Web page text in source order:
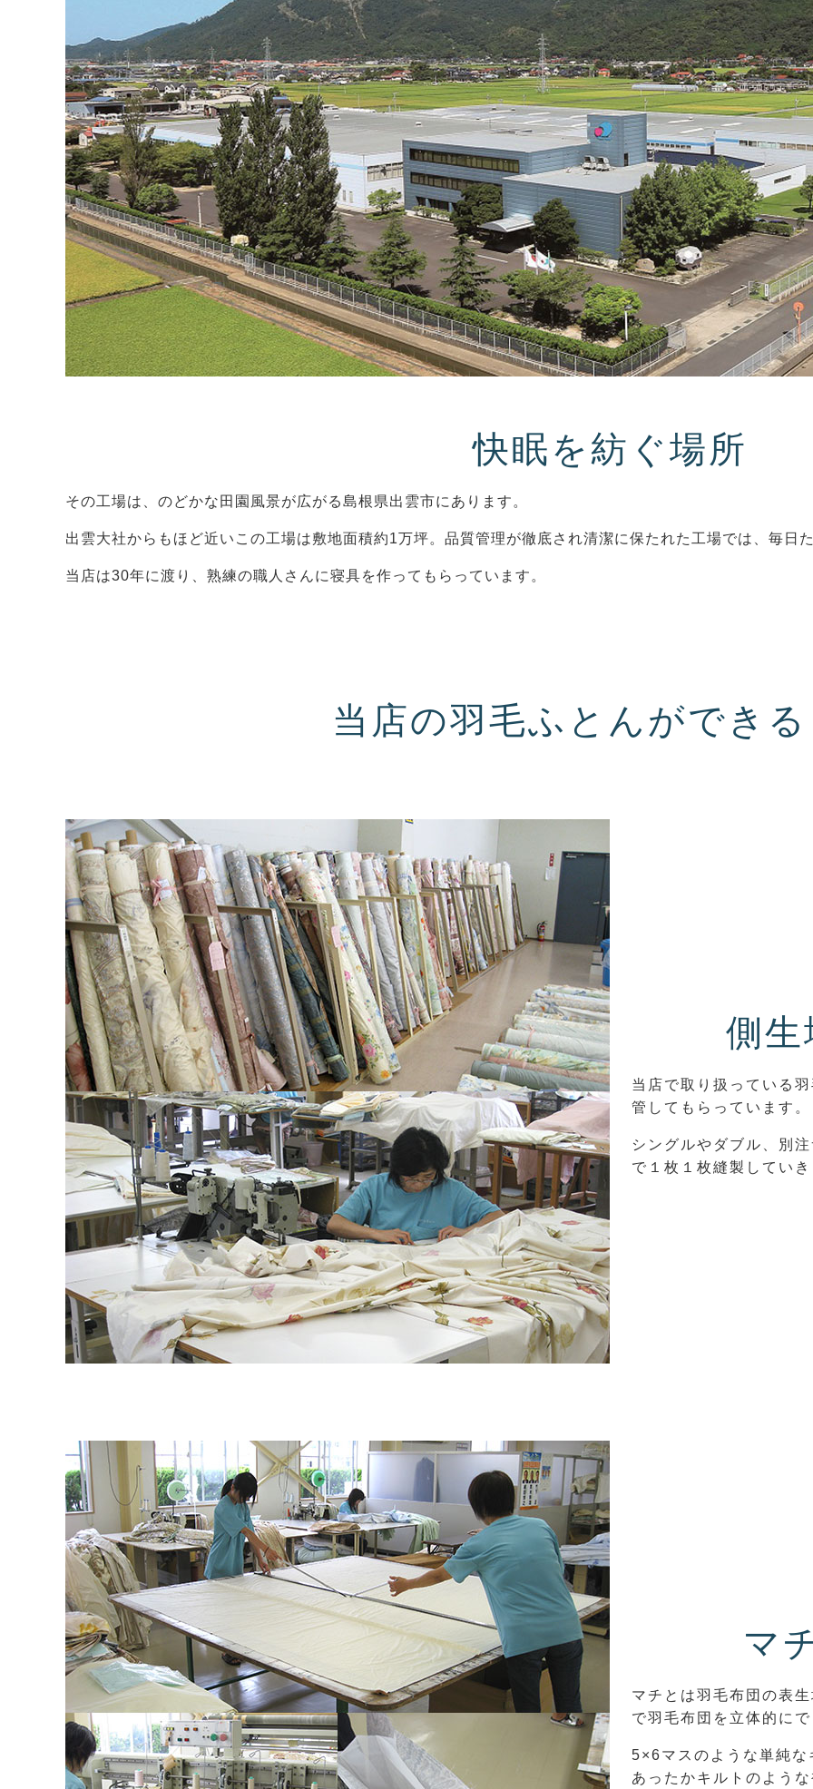
快眠を紡ぐ場所
その工場は、のどかな田園風景が広がる島根県出雲市にあります。
出雲大社からもほど近いこの工場は敷地面積約1万坪。品質管理が徹底され清潔に保たれた工場では、毎日
当店は30年に渡り、熟練の職人さんに寝具を作ってもらっています。
当店の羽毛ふとんができ
側
当店で取り扱っている
管してもらっています。
シングルやダブル、別
で１枚１枚縫製してい
マ
マチとは羽毛布団の表
で羽毛布団を立体的に
5×6マスのような単純
あったかキルトのよう